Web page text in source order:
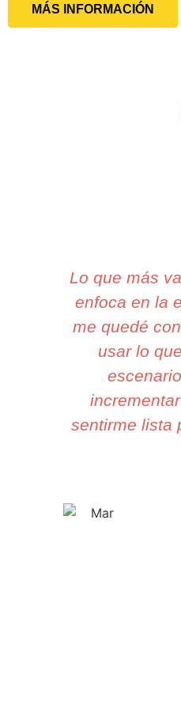
MÁS INFORMACIÓN
Lo que más
enfoca en la
me quedé
usar lo
sentirme lista